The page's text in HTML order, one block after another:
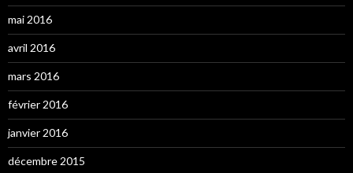
mai 2016
avril 2016
mars 2016
février 2016
janvier 2016
décembre 2015